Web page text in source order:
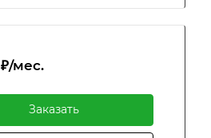
мес.
Заказать